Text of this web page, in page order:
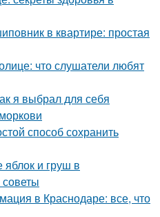
в квартире: простая
что слушатели любят
я выбрал для себя
способ сохранить
и груш в
в Краснодаре: все, что